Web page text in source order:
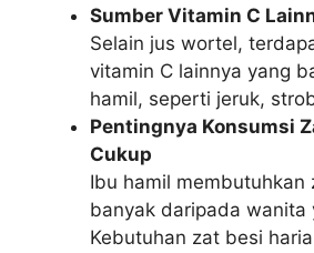
Sumber Vitamin C
Selain jus wortel,
vitamin C lainnya yang
hamil, seperti jeruk,
Pentingnya Konsumsi
Cukup
Ibu hamil membutuhkan
banyak daripada wanita
Kebutuhan zat besi